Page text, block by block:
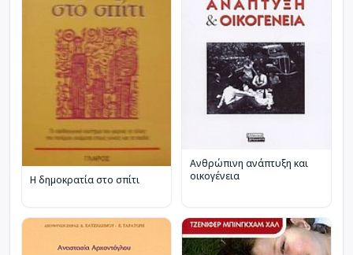
Η δημοκρατία στο σπίτι
Ανθρώπινη ανάπτυξη και
οικογένεια